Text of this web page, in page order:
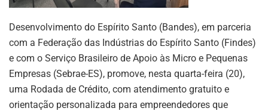
Desenvolvimento do Espírito Santo (Bandes), em parceria
com a Federação das Indústrias do Espírito Santo (Findes)
e com o Serviço Brasileiro de Apoio às Micro e Pequenas
Empresas (Sebrae-ES), promove, nesta quarta-feira (20),
uma Rodada de Crédito, com atendimento gratuito e
orientação personalizada para empreendedores que